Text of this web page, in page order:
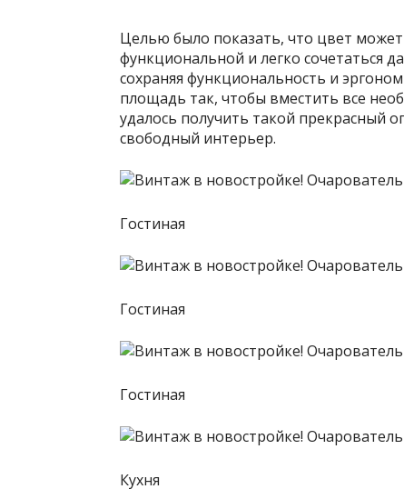
Целью было показать, что цвет
функциональной и легко сочетаться
сохраняя функциональность и
площадь так, чтобы вместить все
удалось получить такой прекрасный
свободный интерьер.
Гостиная
Гостиная
Гостиная
Кухня